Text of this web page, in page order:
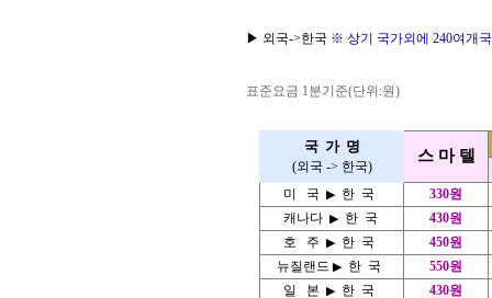
▶ 외국->한국 ※ 상기 국가외에 240여개
표준요금 1분기준(단위:원)
국 가 명
(외국 -> 한국)
스 마 텔
미 국 ▶ 한 국
330원
캐나다 ▶ 한 국
430원
호 주
▶ 한 국
450원
뉴질랜드 ▶ 한 국
550원
일 본
▶ 한 국
430원